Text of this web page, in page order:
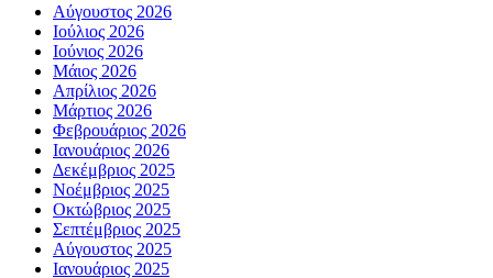
Αύγουστος 2026
Ιούλιος 2026
Ιούνιος 2026
Μάιος 2026
Απρίλιος 2026
Μάρτιος 2026
Φεβρουάριος 2026
Ιανουάριος 2026
Δεκέμβριος 2025
Νοέμβριος 2025
Οκτώβριος 2025
Σεπτέμβριος 2025
Αύγουστος 2025
Ιανουάριος 2025